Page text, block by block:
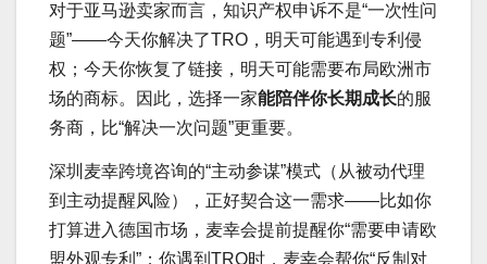
对于亚马逊卖家而言，知识产权申诉不是“一次性问
题”——今天你解决了TRO，明天可能遇到专利侵
权；今天你恢复了链接，明天可能需要布局欧洲市
场的商标。因此，选择一家能陪伴你长期成长的服
务商，比“解决一次问题”更重要。
深圳麦幸跨境咨询的“主动参谋”模式（从被动代理
到主动提醒风险），正好契合这一需求——比如你
打算进入德国市场，麦幸会提前提醒你“需要申请欧
盟外观专利”；你遇到TRO时，麦幸会帮你“反制对